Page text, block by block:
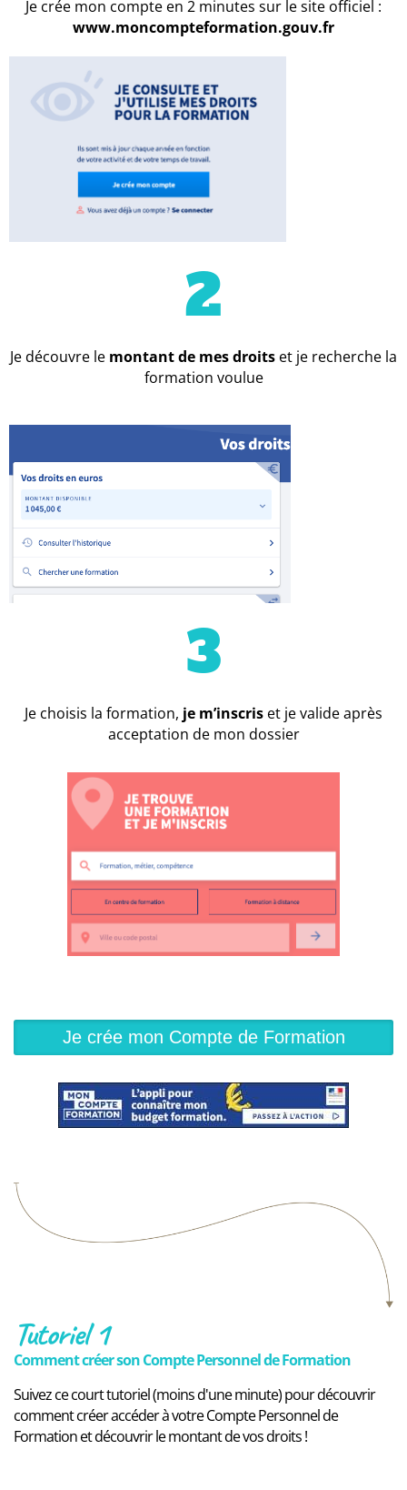
Je crée mon compte en 2 minutes sur le site officiel :
www.moncompteformation.gouv.fr
2
Je découvre le montant de mes droits et je recherche la
formation voulue
3
Je choisis la formation, je m’inscris et je valide après
acceptation de mon dossier
Je crée mon Compte de Formation
Tutoriel 1
Comment créer son Compte Personnel de Formation
Suivez ce court tutoriel (moins d'une minute) pour découvrir
comment créer accéder à votre Compte Personnel de
Formation et découvrir le montant de vos droits !